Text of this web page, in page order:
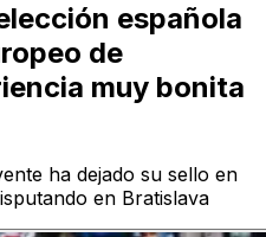
española
de
muy bonita
ha dejado su sello en
en Bratislava